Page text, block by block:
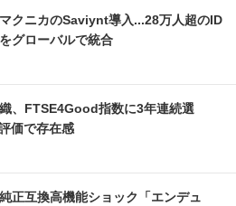
クニカのSaviynt導入...28万人超のID
グローバルで統合
織、FTSE4Good指数に3年連続選
価で存在感
正互換高機能ショック「エンデュ